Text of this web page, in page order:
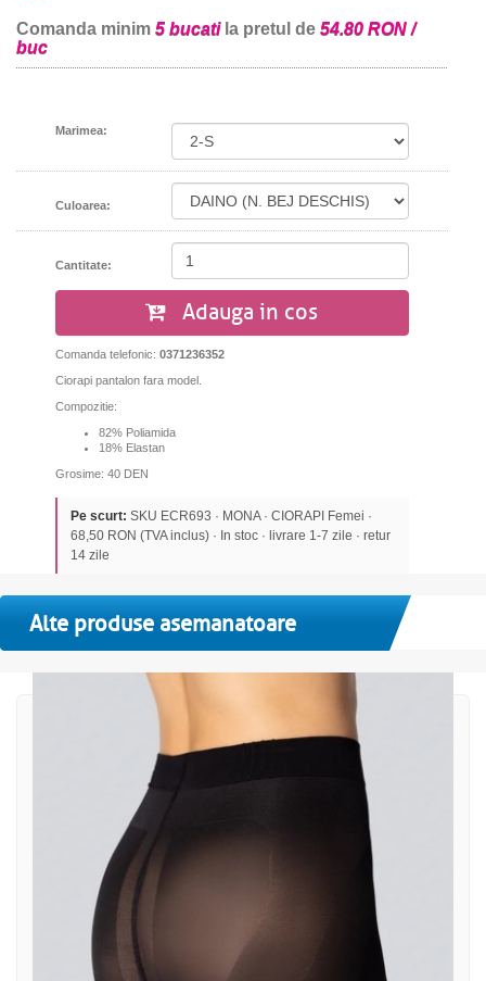
Comanda minim 5 bucatila pretul de 54.80 RON /
buc
Marimea:
Culoarea:
Cantitate:
Adauga in cos
Comanda telefonic: 0371236352
Ciorapi pantalon fara model.
Compozitie:
82% Poliamida
18% Elastan
Grosime: 40 DEN
Pe scurt: SKU ECR693 · MONA · CIORAPI Femei ·
68,50 RON (TVA inclus) · In stoc · livrare 1-7 zile · retur
14 zile
Alte produse asemanatoare